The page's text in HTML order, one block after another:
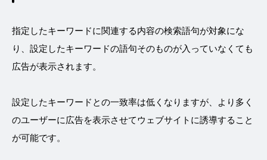
指定したキーワードに関連する内容の検索語句が対象にな
り、設定したキーワードの語句そのものが入っていなくても
広告が表示されます。
設定したキーワードとの一致率は低くなりますが、より多く
のユーザーに広告を表示させてウェブサイトに誘導すること
が可能です。